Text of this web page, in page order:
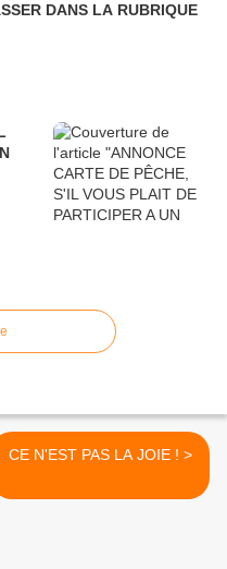
DANS LA RUBRIQUE
CE N'EST PAS LA JOIE ! >